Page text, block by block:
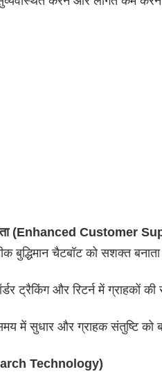
(Enhanced Customer
बुद्धिमान चैटबॉट को सशक्त
ट्रैकिंग और रिटर्न में ग्राहकों
में सुधार और ग्राहक संतुष्टि
Technology)